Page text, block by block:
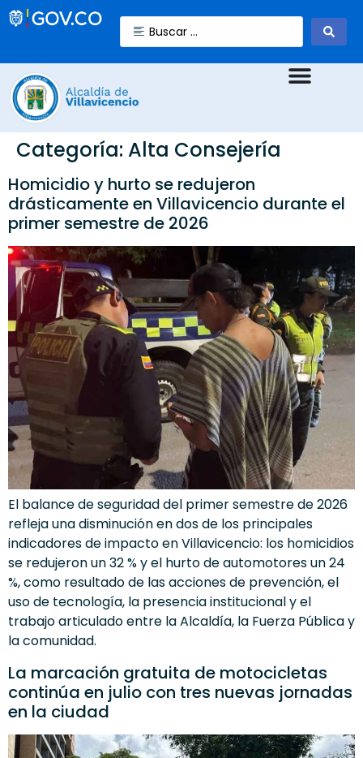
Categoría: Alta Consejería
Homicidio y hurto se redujeron
drásticamente en Villavicencio durante el
primer semestre de 2026
El balance de seguridad del primer semestre de 2026
refleja una disminución en dos de los principales
indicadores de impacto en Villavicencio: los homicidios
se redujeron un 32 % y el hurto de automotores un 24
%, como resultado de las acciones de prevención, el
uso de tecnología, la presencia institucional y el
trabajo articulado entre la Alcaldía, la Fuerza Pública y
la comunidad.
La marcación gratuita de motocicletas
continúa en julio con tres nuevas jornadas
en la ciudad